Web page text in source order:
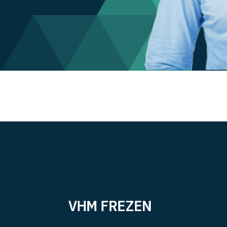
VHM FREZEN